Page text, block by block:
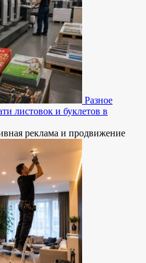
Разное
листовок и буклетов в
реклама и продвижение